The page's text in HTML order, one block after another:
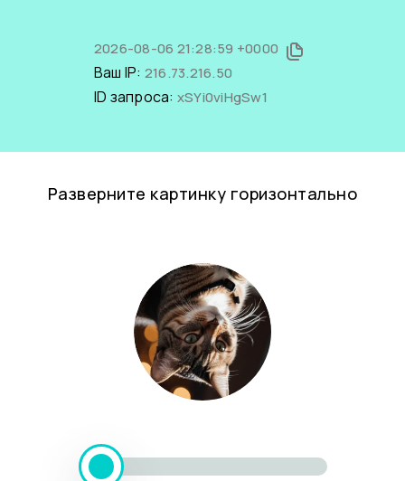
2026-08-06 21:28:59 +0000
Ваш IP: 216.73.216.50
ID запроса: xSYi0viHgSw1
Разверните картинку горизонтально